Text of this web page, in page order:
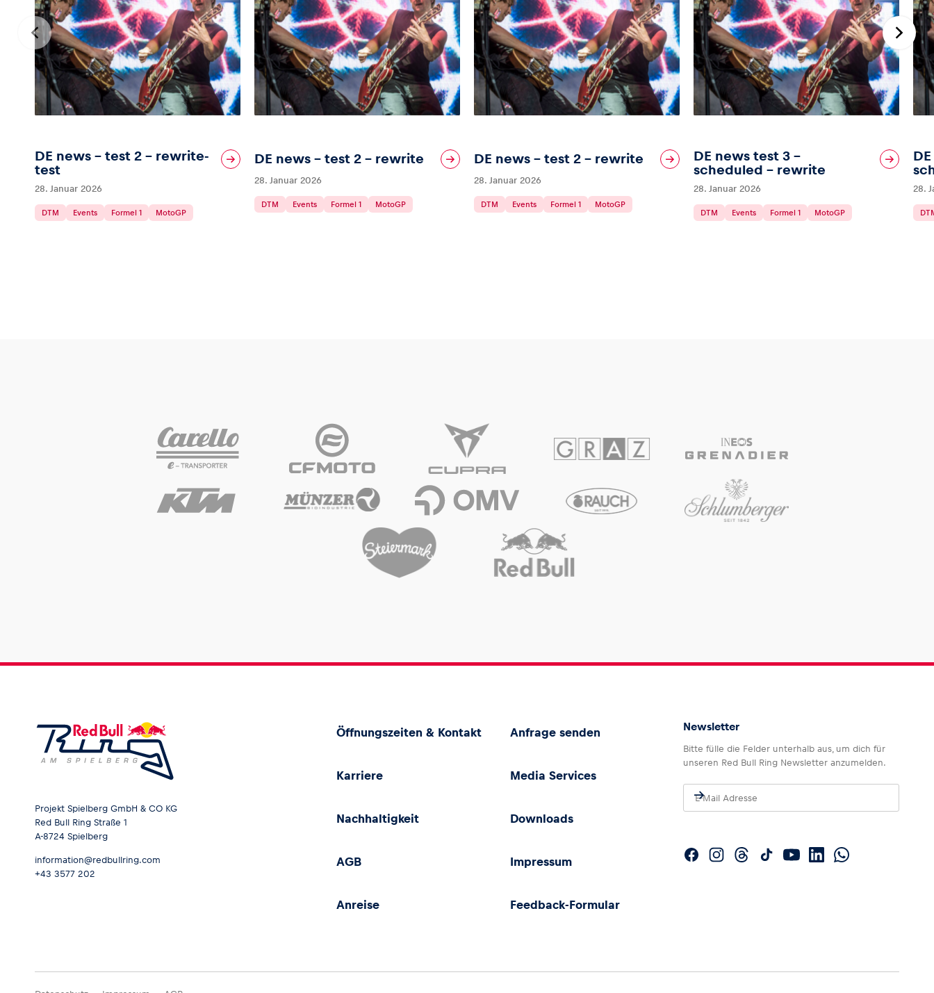
DE news – test 2 – rewrite-
test
28. Januar 2026
DTM Events Formel 1 MotoGP
DE news – test 2 – rewrite
28. Januar 2026
DTM Events Formel 1 MotoGP
DE news – test 2 – rewrite
28. Januar 2026
DTM Events Formel 1 MotoGP
DE news test 3 –
scheduled – rewrite
28. Januar 2026
DTM Events Formel 1 MotoGP
28.
Projekt Spielberg GmbH & CO KG
Red Bull Ring Straße 1
A-8724 Spielberg
information@redbullring.com
+43 3577 202
Öffnungszeiten & Kontakt Anfrage senden
Karriere Media Services
Nachhaltigkeit Downloads
AGB Impressum
Anreise Feedback-Formular
Newsletter
Bitte fülle die Felder unterhalb aus, um dich für
unseren Red Bull Ring Newsletter anzumelden.